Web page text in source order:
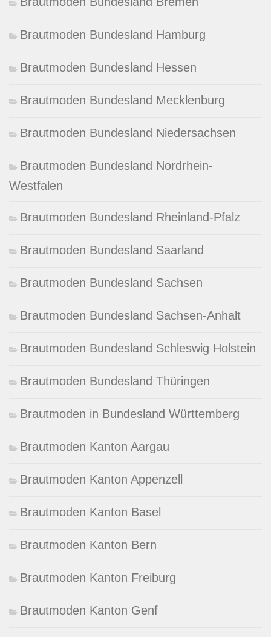
Brautmoden Bundesland Hamburg
Brautmoden Bundesland Hessen
Brautmoden Bundesland Mecklenburg
Brautmoden Bundesland Niedersachsen
Brautmoden Bundesland Nordrhein-
Westfalen
Brautmoden Bundesland Rheinland-Pfalz
Brautmoden Bundesland Saarland
Brautmoden Bundesland Sachsen
Brautmoden Bundesland Sachsen-Anhalt
Brautmoden Bundesland Schleswig Holstein
Brautmoden Bundesland Thüringen
Brautmoden in Bundesland Württemberg
Brautmoden Kanton Aargau
Brautmoden Kanton Appenzell
Brautmoden Kanton Basel
Brautmoden Kanton Bern
Brautmoden Kanton Freiburg
Brautmoden Kanton Genf